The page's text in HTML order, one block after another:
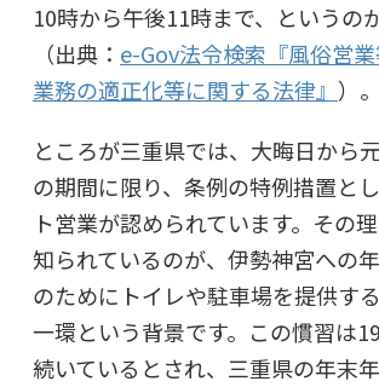
10時から午後11時まで、というの
（出典： e-Gov法令検索『風俗営
業務の適正化等に関する法律』 ）。
ところが三重県では、大晦日から
の期間に限り、条例の特例措置と
ト営業が認められています。その
知られているのが、 伊勢神宮への
のためにトイレや駐車場を提供す
一環という背景です。この慣習は
続いているとされ、三重県の年末